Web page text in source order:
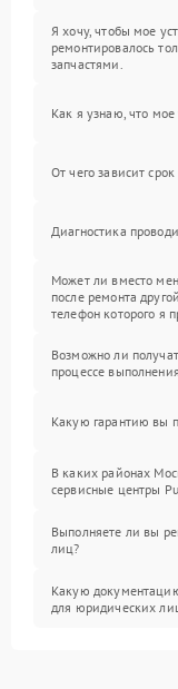
Я хочу, чтобы мое
ремонтировалось
запчастями.
Как я узнаю, что мое
От чего зависит
Диагностика
Может ли вместо
после ремонта
телефон которого я
Возможно ли
процессе
Какую гарантию вы
В каких районах
сервисные центры
Выполняете ли вы
лиц?
Какую
для юридических